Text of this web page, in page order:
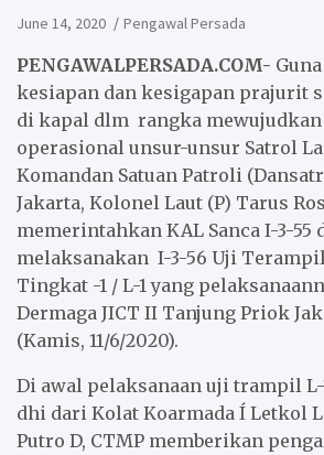
June 14, 2020 Pengawal Persada
PENGAWALPERSADA.COM-
kesiapan dan kesigapan prajurit
di kapal dlm rangka
operasional unsur-unsur Satrol
Komandan Satuan Patroli
Jakarta, Kolonel Laut (P) Tarus
memerintahkan KAL Sanca I-3-55
melaksanakan I-3-56 Uji
Tingkat -1 / L-1 yang
Dermaga JICT II Tanjung Priok
(Kamis, 11/6/2020).
Di awal pelaksanaan uji trampil
dhi dari Kolat Koarmada Í Letkol
Putro D, CTMP memberikan